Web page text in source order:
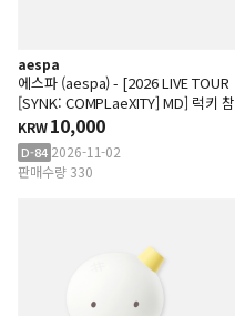
aespa
에스파 (aespa) - [2026 LIVE TOUR
[SYNK: COMPLaeXITY] MD] 럭키 참
KRW10,000
D-84 2026-11-02
판매수량 330